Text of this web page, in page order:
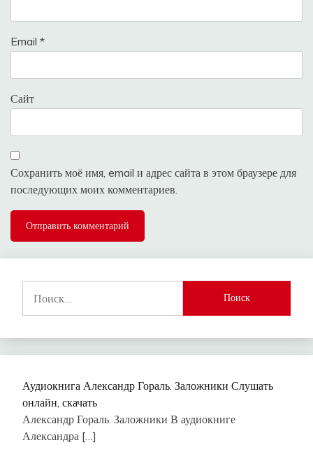
Email *
Сайт
Сохранить моё имя, email и адрес сайта в этом браузере для
последующих моих комментариев.
Аудиокнига Александр Гораль. Заложники Слушать
онлайн, скачать
Александр Гораль. Заложники В аудиокниге
Александра […]